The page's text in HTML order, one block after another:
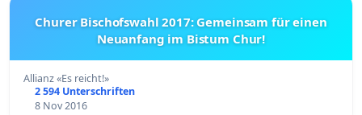
Churer Bischofswahl 2017: Gemeinsam für einen
Neuanfang im Bistum Chur!
Allianz «Es reicht!»
2 594 Unterschriften
8 Nov 2016